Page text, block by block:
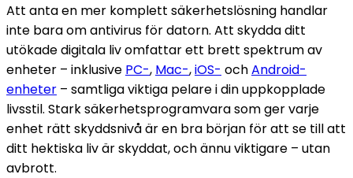
Att anta en mer komplett säkerhetslösning handlar
inte bara om antivirus för datorn. Att skydda ditt
utökade digitala liv omfattar ett brett spektrum av
enheter – inklusive PC-, Mac-,iOS- ochAndroid-
enheter – samtliga viktiga pelare i din uppkopplade
livsstil. Stark säkerhetsprogramvara som ger varje
enhet rätt skyddsnivå är en bra början för att se till att
ditt hektiska liv är skyddat, och ännu viktigare – utan
avbrott.